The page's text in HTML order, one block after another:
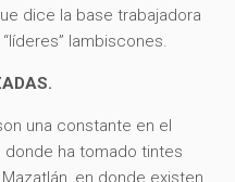
dice la base trabajadora
lambiscones.
una constante en el
ha tomado tintes
en donde existen